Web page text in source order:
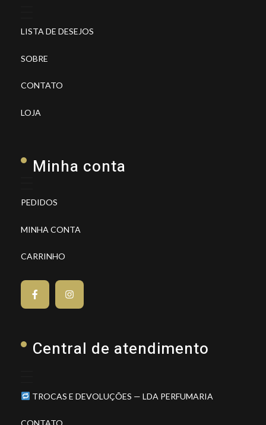
LISTA DE DESEJOS
SOBRE
CONTATO
LOJA
Minha conta
PEDIDOS
MINHA CONTA
CARRINHO
Central de atendimento
TROCAS E DEVOLUÇÕES — LDA PERFUMARIA